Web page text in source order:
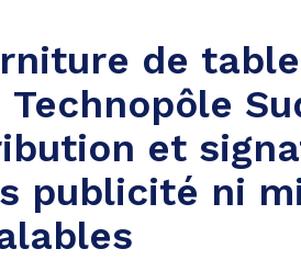
de
et
publicité ni